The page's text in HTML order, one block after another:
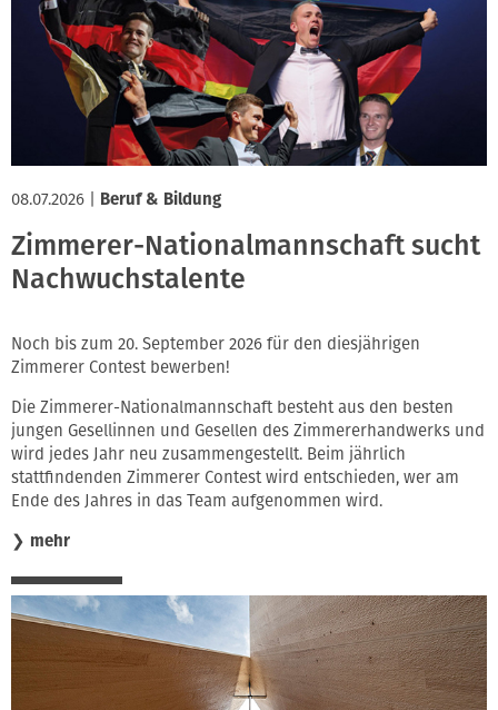
08.07.2026 Beruf & Bildung
Zimmerer-Nationalmannschaft sucht
Nachwuchstalente
Noch bis zum 20. September 2026 für den diesjährigen
Zimmerer Contest bewerben!
Die Zimmerer-Nationalmannschaft besteht aus den besten
jungen Gesellinnen und Gesellen des Zimmererhandwerks und
wird jedes Jahr neu zusammengestellt. Beim jährlich
stattfindenden Zimmerer Contest wird entschieden, wer am
Ende des Jahres in das Team aufgenommen wird.
❯ mehr